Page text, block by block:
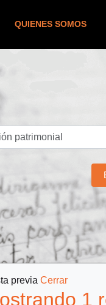
QUIENES SOMOS
previa Cerrar
1